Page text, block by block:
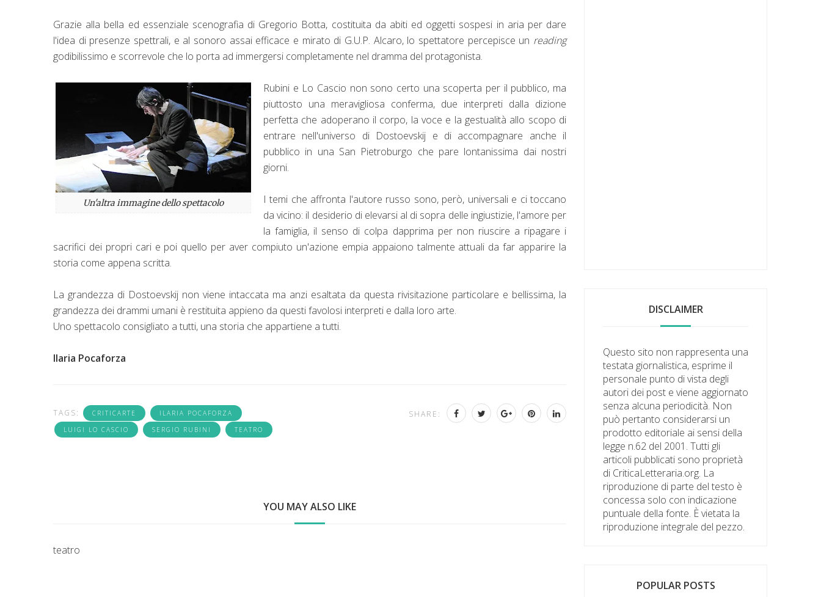
Grazie alla bella ed essenziale scenografia di Gregorio Botta, costituita da abiti ed oggetti sospesi in aria per dare
l'idea di presenze spettrali, e al sonoro assai efficace e mirato di G.U.P. Alcaro, lo spettatore percepisce un reading
godibilissimo e scorrevole che lo porta ad immergersi completamente nel dramma del protagonista.
Un'altra immagine dello spettacolo
Rubini e Lo Cascio non sono certo una scoperta per il pubblico, ma
piuttosto una meravigliosa conferma, due interpreti dalla dizione
perfetta che adoperano il corpo, la voce e la gestualità allo scopo di
entrare nell'universo di Dostoevskij e di accompagnare anche il
pubblico in una San Pietroburgo che pare lontanissima dai nostri
giorni.
I temi che affronta l'autore russo sono, però, universali e ci toccano
da vicino: il desiderio di elevarsi al di sopra delle ingiustizie, l'amore per
la famiglia, il senso di colpa dapprima per non riuscire a ripagare i
sacrifici dei propri cari e poi quello per aver compiuto un'azione empia appaiono talmente attuali da far apparire la
storia come appena scritta.
La grandezza di Dostoevskij non viene intaccata ma anzi esaltata da questa rivisitazione particolare e bellissima, la
grandezza dei drammi umani è restituita appieno da questi favolosi interpreti e dalla loro arte.
Uno spettacolo consigliato a tutti, una storia che appartiene a tutti.
Ilaria Pocaforza
TAGS: CRITICARTE
ILARIA POCAFORZA
LUIGI LO CASCIO
SERGIO RUBINI TEATRO
SHARE:
YOU MAY ALSO LIKE
teatro
DISCLAIMER
Questo sito non rappresenta una
testata giornalistica, esprime il
personale punto di vista degli
autori dei post e viene aggiornato
senza alcuna periodicità. Non
può pertanto considerarsi un
prodotto editoriale ai sensi della
legge n.62 del 2001. Tutti gli
articoli pubblicati sono proprietà
di CriticaLetteraria.org. La
riproduzione di parte del testo è
concessa solo con indicazione
puntuale della fonte. È vietata la
riproduzione integrale del pezzo.
POPULAR POSTS